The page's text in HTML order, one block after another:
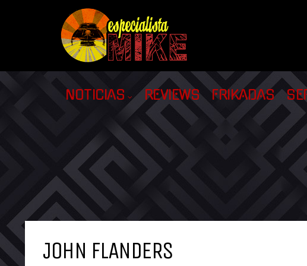
NOTICIAS REVIEWS FRIKADAS
JOHN FLANDERS